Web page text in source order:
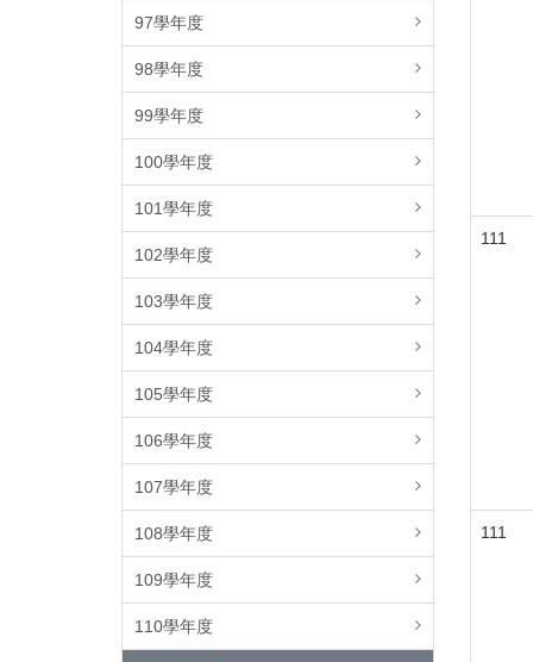
97學年度
98學年度
99學年度
100學年度
101學年度
102學年度
103學年度
104學年度
105學年度
106學年度
107學年度
108學年度
109學年度
110學年度
111
111